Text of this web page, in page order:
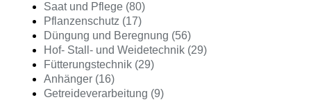
Saat und Pflege (80)
Pflanzenschutz (17)
Düngung und Beregnung (56)
Hof- Stall- und Weidetechnik (29)
Fütterungstechnik (29)
Anhänger (16)
Getreideverarbeitung (9)